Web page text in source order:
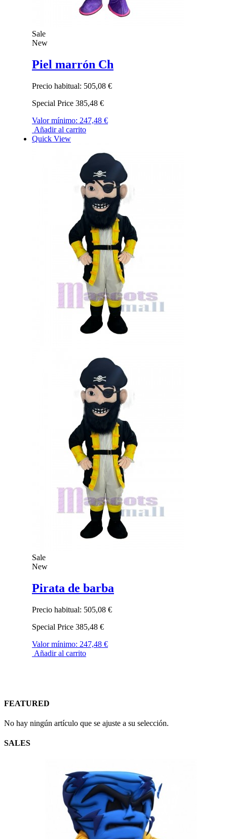
Sale
New
Piel marrón Ch
Precio habitual: 505,08 €
Special Price 385,48 €
Valor mínimo: 247,48 €
Añadir al carrito
Quick View
Sale
New
Pirata de barba
Precio habitual: 505,08 €
Special Price 385,48 €
Valor mínimo: 247,48 €
Añadir al carrito
FEATURED
No hay ningún artículo que se ajuste a su selección.
SALES